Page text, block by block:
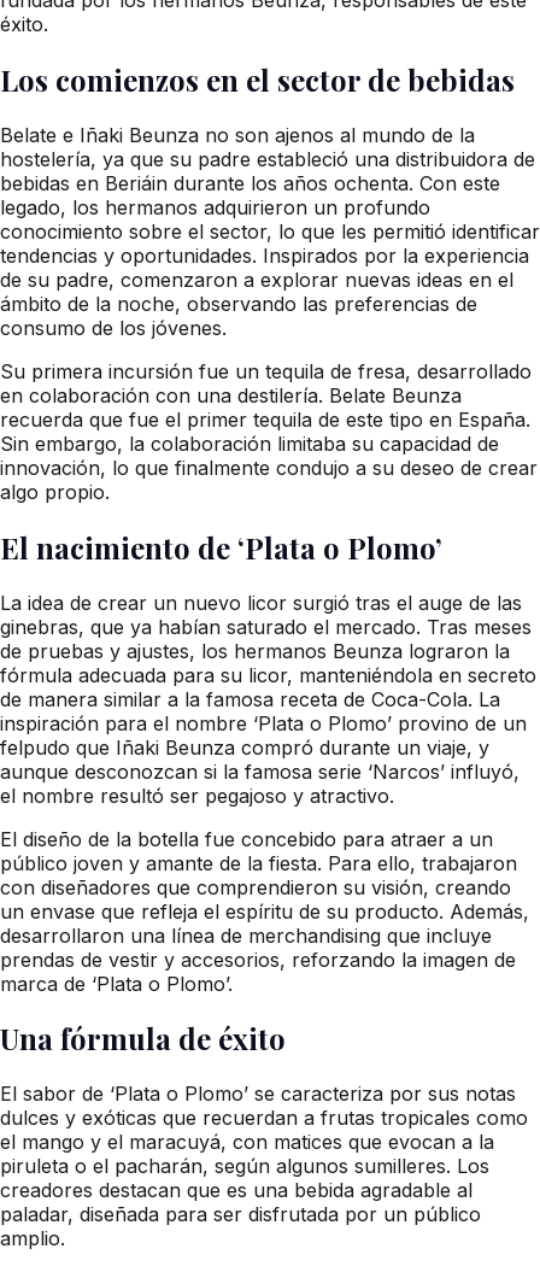
éxito.
Los comienzos en el sector de bebidas
Belate e Iñaki Beunza no son ajenos al mundo de la
hostelería, ya que su padre estableció una distribuidora de
bebidas en Beriáin durante los años ochenta. Con este
legado, los hermanos adquirieron un profundo
conocimiento sobre el sector, lo que les permitió identificar
tendencias y oportunidades. Inspirados por la experiencia
de su padre, comenzaron a explorar nuevas ideas en el
ámbito de la noche, observando las preferencias de
consumo de los jóvenes.
Su primera incursión fue un tequila de fresa, desarrollado
en colaboración con una destilería. Belate Beunza
recuerda que fue el primer tequila de este tipo en España.
Sin embargo, la colaboración limitaba su capacidad de
innovación, lo que finalmente condujo a su deseo de crear
algo propio.
El nacimiento de ‘Plata o Plomo’
La idea de crear un nuevo licor surgió tras el auge de las
ginebras, que ya habían saturado el mercado. Tras meses
de pruebas y ajustes, los hermanos Beunza lograron la
fórmula adecuada para su licor, manteniéndola en secreto
de manera similar a la famosa receta de Coca-Cola. La
inspiración para el nombre ‘Plata o Plomo’ provino de un
felpudo que Iñaki Beunza compró durante un viaje, y
aunque desconozcan si la famosa serie ‘Narcos’ influyó,
el nombre resultó ser pegajoso y atractivo.
El diseño de la botella fue concebido para atraer a un
público joven y amante de la fiesta. Para ello, trabajaron
con diseñadores que comprendieron su visión, creando
un envase que refleja el espíritu de su producto. Además,
desarrollaron una línea de merchandising que incluye
prendas de vestir y accesorios, reforzando la imagen de
marca de ‘Plata o Plomo’.
Una fórmula de éxito
El sabor de ‘Plata o Plomo’ se caracteriza por sus notas
dulces y exóticas que recuerdan a frutas tropicales como
el mango y el maracuyá, con matices que evocan a la
piruleta o el pacharán, según algunos sumilleres. Los
creadores destacan que es una bebida agradable al
paladar, diseñada para ser disfrutada por un público
amplio.